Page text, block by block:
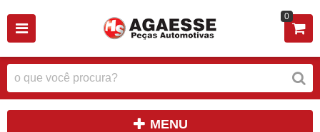
0
MENU